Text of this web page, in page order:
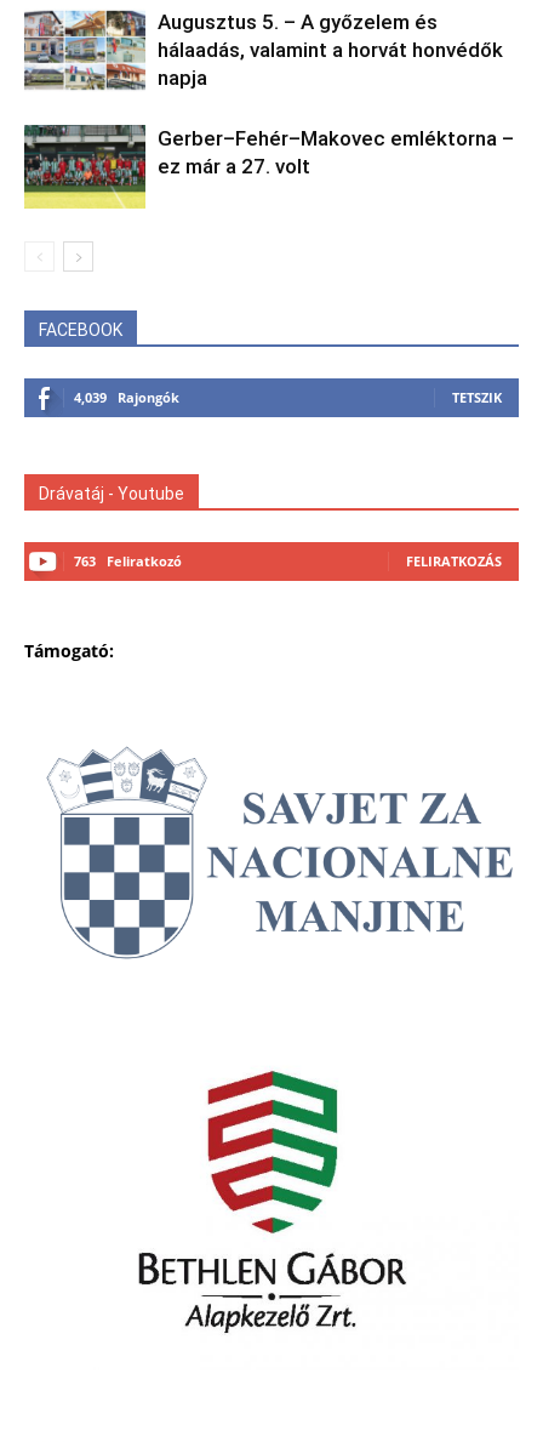
Augusztus 5. – A győzelem és
hálaadás, valamint a horvát honvédők
napja
Gerber–Fehér–Makovec emléktorna –
ez már a 27. volt
FACEBOOK
4,039 Rajongók TETSZIK
Drávatáj - Youtube
763 Feliratkozó FELIRATKOZÁS
Támogató: